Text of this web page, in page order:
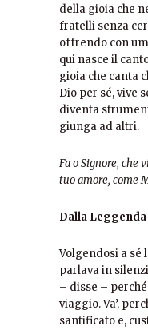
della gioia che
fratelli senza
offrendo con
qui nasce il
gioia che canta
Dio per sé, vive
diventa
giunga ad altri.
Fa o Signore, che
tuo amore, come
Dalla
Volgendosi a sé
parlava in
– disse –
viaggio. Va’,
santificato e,